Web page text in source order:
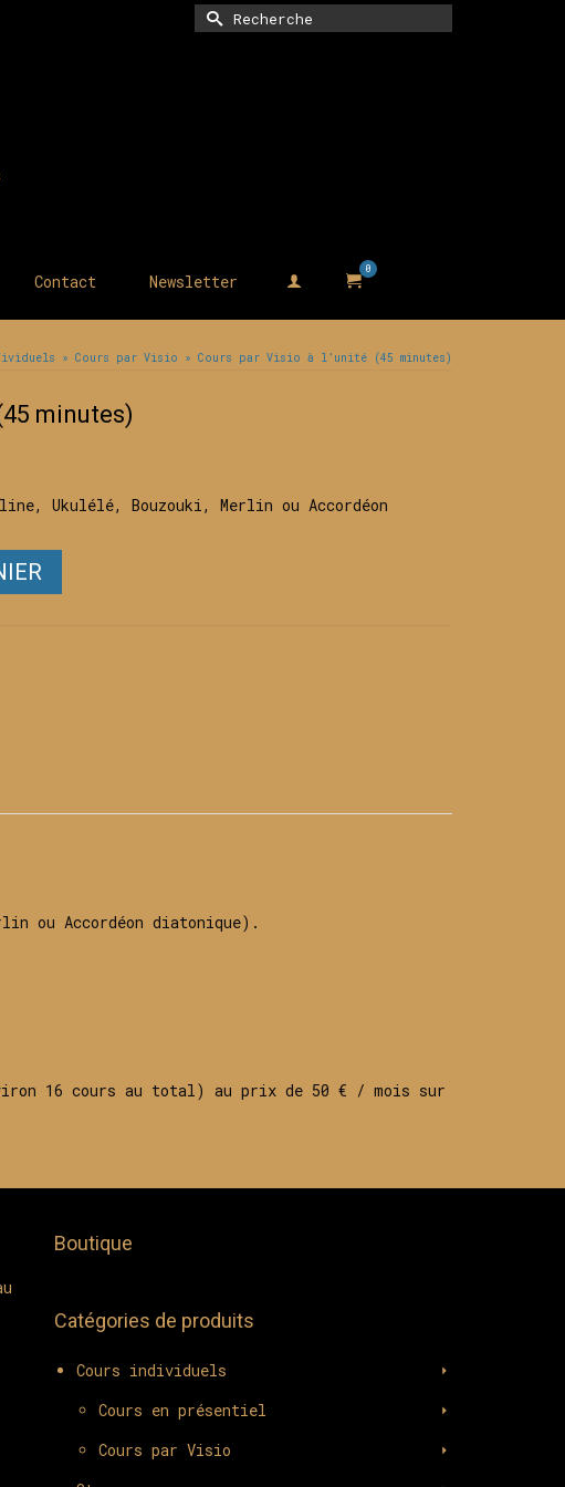
Rechercher :
Contact Newsletter
0
» Cours par Visio » Cours par Visio à l’unité (45 minutes)
minutes)
Ukulélé, Bouzouki, Merlin ou Accordéon
ou Accordéon diatonique).
16 cours au total) au prix de 50 € / mois sur
Boutique
Catégories de produits
Cours individuels
Cours en présentiel
Cours par Visio